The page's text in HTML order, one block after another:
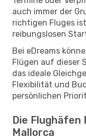
auch immer der
richtigen Fluges
reibungslosen
Bei eDreams
Flügen auf dieser
das ideale
Flexibilität und
persönlichen
Die Flughäfen
Mallorca